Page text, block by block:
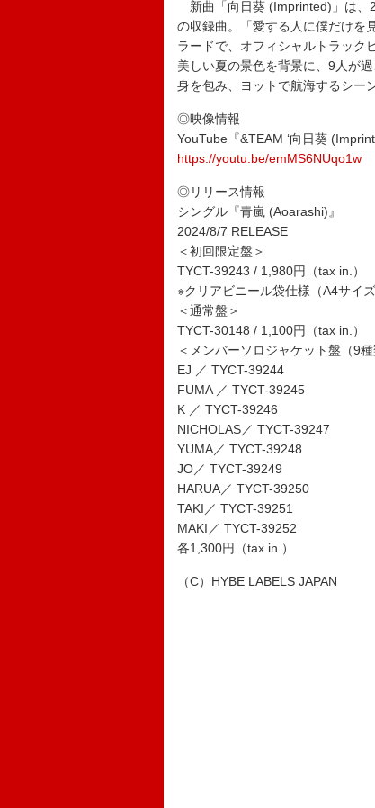
新曲「向日葵 (Imprinted)」は、
の収録曲。「愛する人に僕だけを
ラードで、オフィシャルトラック
美しい夏の景色を背景に、9人が
身を包み、ヨットで航海するシー
◎映像情報
YouTube『&TEAM ‘向日葵
https://youtu.be/emMS6NUqo1w
◎リリース情報
シングル『青嵐 (Aoarashi)』
2024/8/7 RELEASE
＜初回限定盤＞
TYCT-39243 / 1,980円（tax in.）
※クリアビニール袋仕様（A4サイズ
＜通常盤＞
TYCT-30148 / 1,100円（tax in.）
＜メンバーソロジャケット盤（9種
EJ ／ TYCT-39244
FUMA ／ TYCT-39245
K ／ TYCT-39246
NICHOLAS／ TYCT-39247
YUMA／ TYCT-39248
JO／ TYCT-39249
HARUA／ TYCT-39250
TAKI／ TYCT-39251
MAKI／ TYCT-39252
各1,300円（tax in.）
（C）HYBE LABELS JAPAN